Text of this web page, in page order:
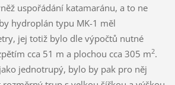
uspořádání katamaránu, a to ne
hydroplán typu MK-1 měl
jej totiž bylo dle výpočtů nutné
cca 51 m a plochou cca 305 m2.
jednotrupý, bylo by pak pro něj